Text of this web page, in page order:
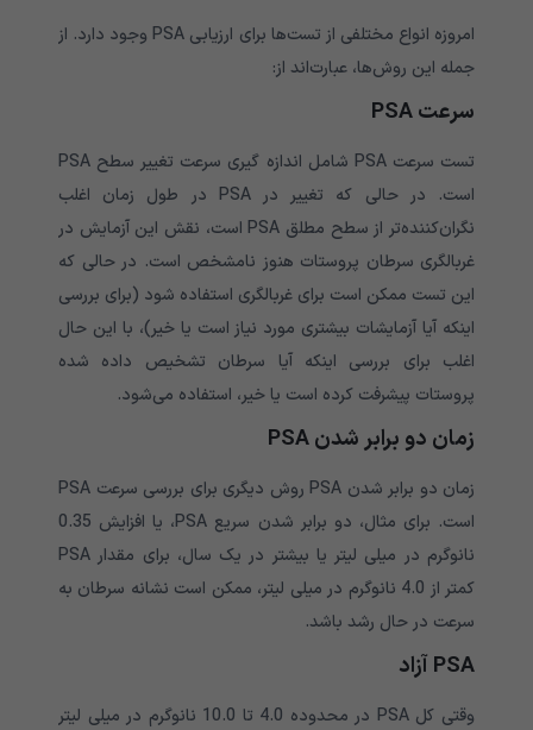
امروزه انواع مختلفی از تست‌ها برای ارزیابی PSA وجود دارد. از
جمله این روش‌ها، عبارت‌اند از:
سرعت PSA
تست سرعت PSA شامل اندازه گیری سرعت تغییر سطح PSA
است. در حالی که تغییر در PSA در طول زمان اغلب
نگران‌کننده‌تر از سطح مطلق PSA است، نقش این آزمایش در
غربالگری سرطان پروستات هنوز نامشخص است. در حالی که
این تست ممکن است برای غربالگری استفاده شود (برای بررسی
اینکه آیا آزمایشات بیشتری مورد نیاز است یا خیر)، با این حال
اغلب برای بررسی اینکه آیا سرطان تشخیص داده شده
پروستات پیشرفت کرده است یا خیر، استفاده می‌شود.
زمان دو برابر شدن PSA
زمان دو برابر شدن PSA روش دیگری برای بررسی سرعت PSA
است. برای مثال، دو برابر شدن سریع PSA، یا افزایش 0.35
نانوگرم در میلی لیتر یا بیشتر در یک سال، برای مقدار PSA
کمتر از 4.0 نانوگرم در میلی لیتر، ممکن است نشانه سرطان به
سرعت در حال رشد باشد.
PSA آزاد
وقتی کل PSA در محدوده 4.0 تا 10.0 نانوگرم در میلی لیتر